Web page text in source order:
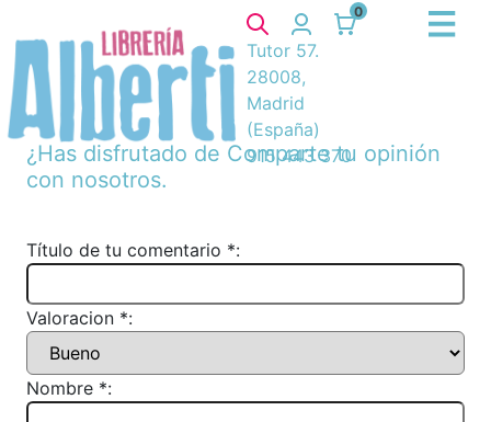
0
Tutor 57.
28008,
Madrid
(España)
915 443 370
¿Has disfrutado de Comparte tu opinión
con nosotros.
Título de tu comentario *:
Valoracion *:
Nombre *: